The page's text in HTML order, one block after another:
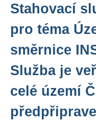
Stahovací
pro téma
směrnice
Služba je
celé území